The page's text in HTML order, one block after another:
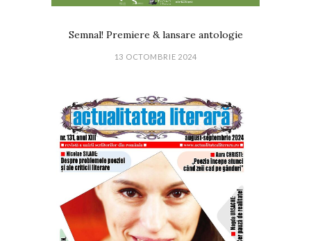
Semnal! Premiere & lansare antologie
13 OCTOMBRIE 2024